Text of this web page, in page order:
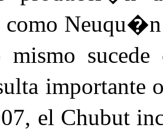
como
importante
el Chubut